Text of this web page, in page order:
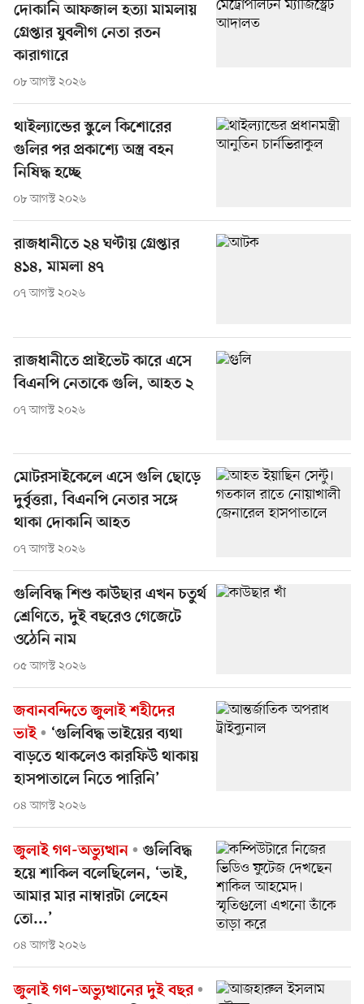
দোকানি আফজাল হত্যা মামলায়
গ্রেপ্তার যুবলীগ নেতা রতন
কারাগারে
০৮ আগস্ট ২০২৬
থাইল্যান্ডের স্কুলে কিশোরের
গুলির পর প্রকাশ্যে অস্ত্র বহন
নিষিদ্ধ হচ্ছে
০৮ আগস্ট ২০২৬
রাজধানীতে ২৪ ঘণ্টায় গ্রেপ্তার
৪১৪, মামলা ৪৭
০৭ আগস্ট ২০২৬
রাজধানীতে প্রাইভেট কারে এসে
বিএনপি নেতাকে গুলি, আহত ২
০৭ আগস্ট ২০২৬
মোটরসাইকেলে এসে গুলি ছোড়ে
দুর্বৃত্তরা, বিএনপি নেতার সঙ্গে
থাকা দোকানি আহত
০৭ আগস্ট ২০২৬
গুলিবিদ্ধ শিশু কাউছার এখন চতুর্থ
শ্রেণিতে, দুই বছরেও গেজেটে
ওঠেনি নাম
০৫ আগস্ট ২০২৬
জবানবন্দিতে জুলাই শহীদের
ভাই
‘গুলিবিদ্ধ ভাইয়ের ব্যথা
বাড়তে থাকলেও কারফিউ থাকায়
হাসপাতালে নিতে পারিনি’
০৪ আগস্ট ২০২৬
জুলাই গণ-অভ্যুত্থান
গুলিবিদ্ধ
হয়ে শাকিল বলেছিলেন, ‘ভাই,
আমার মার নাম্বারটা লেহেন
তো...’
০৪ আগস্ট ২০২৬
জুলাই গণ–অভ্যুত্থানের দুই বছর